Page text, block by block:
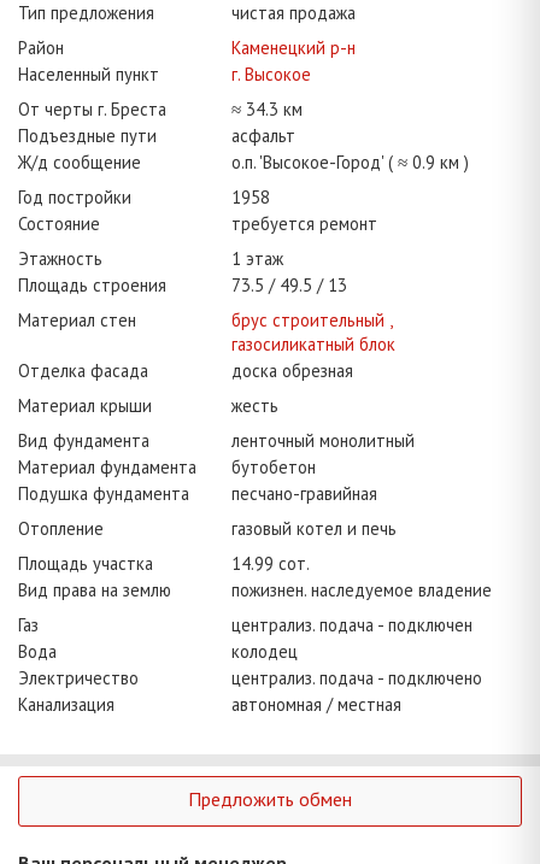
Тип предложения
чистая продажа
Район
Каменецкий р-н
Населенный пункт
г. Высокое
От черты г. Бреста
≈ 34.3 км
Подъездные пути
асфальт
Ж/д сообщение
о.п. 'Высокое-Город' ( ≈ 0.9 км )
Год постройки
1958
Состояние
требуется ремонт
Этажность
1 этаж
Площадь строения
73.5 49.5
13
Материал стен
брус строительный ,
газосиликатный блок
Отделка фасада
доска обрезная
Материал крыши
жесть
Вид фундамента
ленточный монолитный
Материал фундамента
бутобетон
Подушка фундамента
песчано-гравийная
Отопление
газовый котел и печь
Площадь участка
14.99 сот.
Вид права на землю
пожизнен. наследуемое владение
Газ
централиз. подача - подключен
Вода
колодец
Электричество
централиз. подача - подключено
Канализация
автономная / местная
Предложить обмен